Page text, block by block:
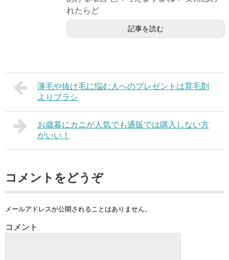
れたらど
記事を読む
薄毛や抜け毛に悩む人へのプレゼントは育毛剤
よりブラシ
お歳暮にカニが人気でも通販では購入しない方
がいい！
コメントをどうぞ
メールアドレスが公開されることはありません。
コメント